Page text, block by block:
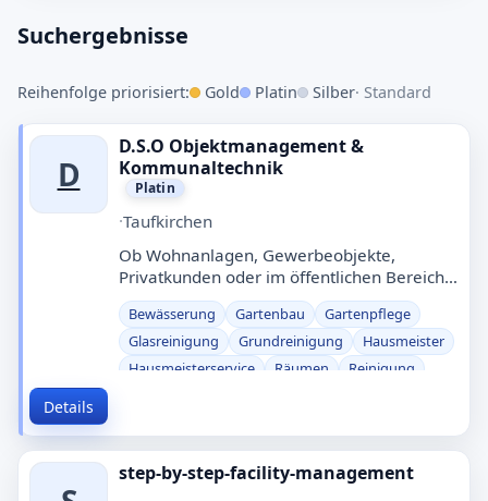
Schnell finden · Eintrag kostenlos · Manuell
geprüft
Was?
Suchen
Suchergebnisse
Reihenfolge priorisiert: Gold Platin Silber· Standard
D
D.S.O Objektmanagement &
Kommunaltechnik
Platin
·Taufkirchen
Ob Wohnanlagen, Gewerbeobjekte,
Privatkunden oder im öffentlichen Bereich:
Wir betreuen Ihre Immobilie ganzjährig und
individuell- flexibel angepasst an die je…
Bewässerung Gartenbau
Gartenpflege
Glasreinigung
Grundreinigung
Hausmeister
Hausmeisterservice
Räumen
Reinigung
Details
step-by-step-facility-management